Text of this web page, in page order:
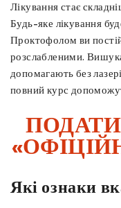
Лікування стає
Будь-яке лікування
Проктофолом ви
розслабленими.
допомагають без
повний курс
ПОДАТИ
Які ознаки